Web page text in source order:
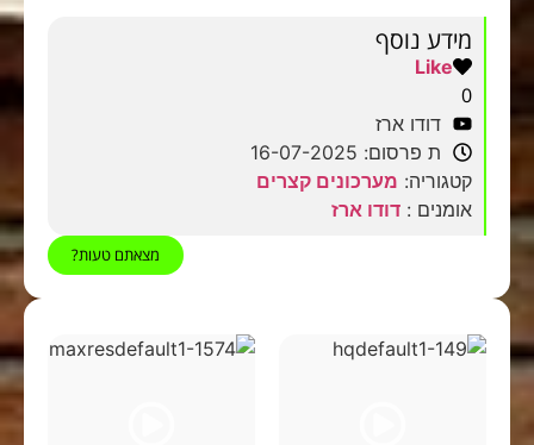
מידע נוסף
Like
0
דודו ארז
ת פרסום: 16-07-2025
קטגוריה: מערכונים קצרים
אומנים : דודו ארז
מצאתם טעות?